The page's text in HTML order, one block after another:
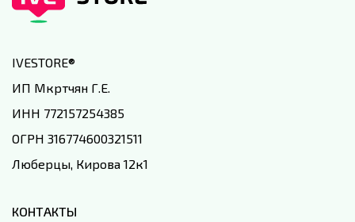
IVESTORE®
ИП Мкртчян Г.Е.
ИНН 772157254385
ОГРН 316774600321511
Люберцы, Кирова 12к1
КОНТАКТЫ